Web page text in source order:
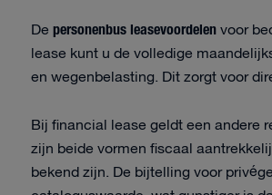
De personenbus leasevoordelenvoor
lease kunt u de volledige
en wegenbelasting. Dit zorgt voor
Bij financial lease geldt een andere
zijn beide vormen fiscaal
bekend zijn. De bijtelling voor